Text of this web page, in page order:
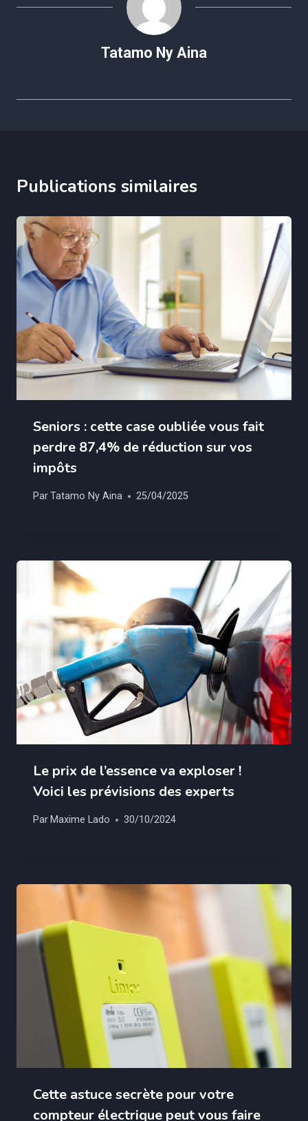
Tatamo Ny Aina
Publications similaires
Seniors : cette case oubliée vous fait
perdre 87,4% de réduction sur vos
impôts
ParTatamo Ny Aina 25/04/2025
Le prix de l’essence va exploser !
Voici les prévisions des experts
Par Maxime Lado 30/10/2024
Cette astuce secrète pour votre
compteur électrique peut vous faire